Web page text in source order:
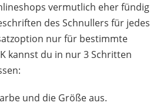
vermutlich eher fündig
des Schnullers für jedes
nur für bestimmte
kannst du in nur 3 Schritten
und die Größe aus.